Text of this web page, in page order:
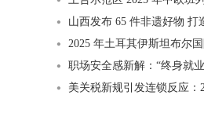
山西发布 65 件非遗好物 打
2025 年土耳其伊斯坦布尔
职场安全感新解：“终身就
美关税新规引发连锁反应